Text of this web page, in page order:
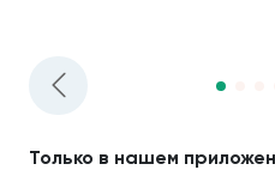
Только в нашем